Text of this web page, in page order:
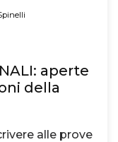
aperte
della
alle prove